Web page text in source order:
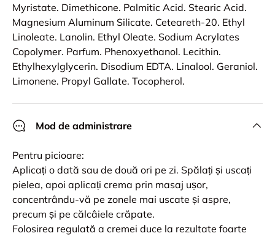
Myristate. Dimethicone. Palmitic Acid. Stearic Acid.
Magnesium Aluminum Silicate. Ceteareth-20. Ethyl
Linoleate. Lanolin. Ethyl Oleate. Sodium Acrylates
Copolymer. Parfum. Phenoxyethanol. Lecithin.
Ethylhexylglycerin. Disodium EDTA. Linalool. Geraniol.
Limonene. Propyl Gallate. Tocopherol.
Mod de administrare
Pentru picioare:
Aplicați o dată sau de două ori pe zi. Spălați și uscați
pielea, apoi aplicați crema prin masaj ușor,
concentrându-vă pe zonele mai uscate și aspre,
precum și pe călcâiele crăpate.
Folosirea regulată a cremei duce la rezultate foarte